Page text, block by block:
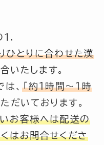
.
ひとりに合わせた漢
いたします。
は、「約1時間～1時
だいております。
いお客様へは配送の
はお問合せくださ